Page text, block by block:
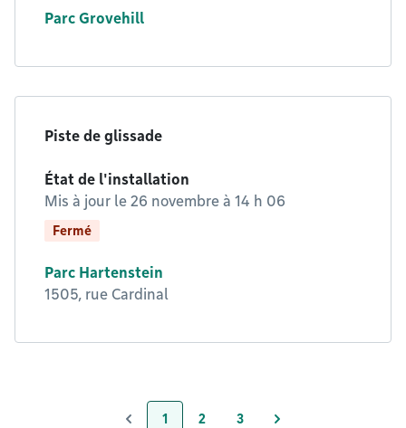
Parc Grovehill
Piste de glissade
État de l'installation
Mis à jour le 26 novembre à 14 h 06
Fermé
Parc Hartenstein
1505, rue Cardinal
1 2 3